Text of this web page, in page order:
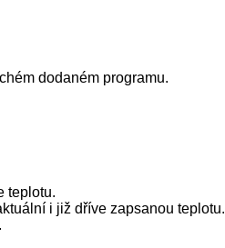
dodaném programu.
teplotu.
i již dříve zapsanou teplotu.